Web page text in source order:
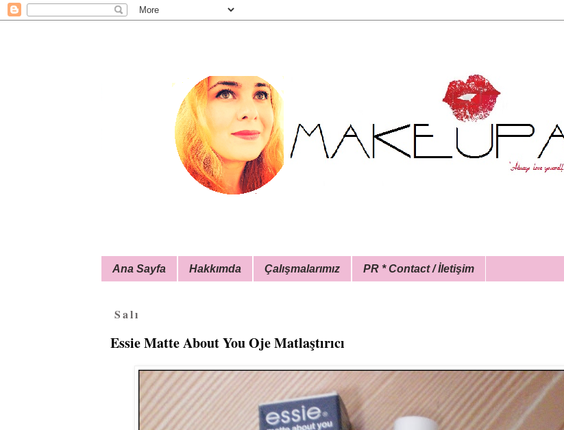
Ana Sayfa Hakkımda Çalışmalarımız PR * Contact / İletişim
Salı
Essie Matte About You Oje Matlaştırıcı